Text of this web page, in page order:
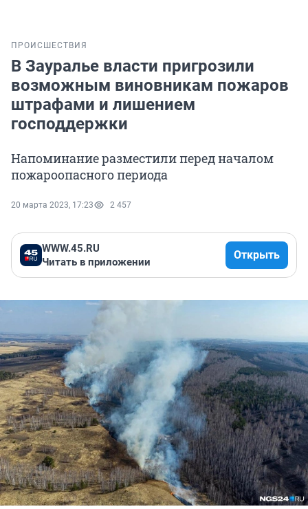
ПРОИСШЕСТВИЯ
В Зауралье власти пригрозили
возможным виновникам пожаров
штрафами и лишением
господдержки
Напоминание разместили перед началом
пожароопасного периода
20 марта 2023, 17:23 2 457
WWW.45.RU
Читать в приложении
Открыть